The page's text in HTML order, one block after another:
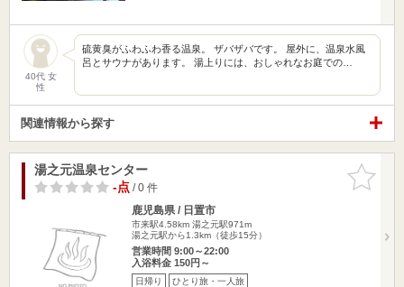
40代 女
性
硫黄臭がふわふわ香る温泉。 ザバザバです。 屋外に、温泉水風
呂とサウナがあります。 湯上りには、おしゃれなお庭での…
関連情報から探す
お気に入
りに追加
湯之元温泉センター
-点/ 0 件
鹿児島県 / 日置市
市来駅4.58km 湯之元駅971m
湯之元駅から1.3km（徒歩15分）
営業時間 9:00～22:00
入浴料金 150円～
日帰り ひとり旅・一人旅